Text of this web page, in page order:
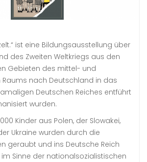
ist eine Bildungsausstellung über
des Zweiten Weltkriegs aus den
Gebieten des mittel- und
nach Deutschland in das
Deutschen Reiches entführt
wurden.
Kinder aus Polen, der Slowakei,
Ukraine wurden durch die
geraubt und ins Deutsche Reich
Sinne der nationalsozialistischen